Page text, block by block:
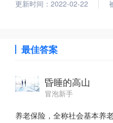
更新时间：2022-02-22
最佳答案
昏睡的高山
冒泡新手
养老保险，全称社会基本养